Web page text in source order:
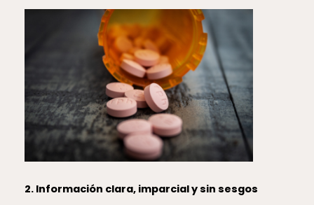
2. Información clara, imparcial y sin sesgos